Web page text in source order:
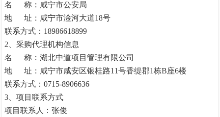
名
称：咸宁市公安局
地 址：咸宁市淦河大道18号
联系方式： 18986618899
2、采购代理机构信息
名
称：湖北中道项目管理有限公司
地 址：咸宁市咸安区银桂路11号香缇郡1栋B座6楼
联系方式：0715-8906636
3、项目联系方式
项目联系人：张俊